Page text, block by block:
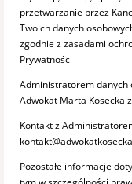
przetwarzanie przez
Twoich danych
zgodnie z zasadami
Prywatności
Administratorem danych
Adwokat Marta Kosecka
Kontakt z
Pozostałe informacje